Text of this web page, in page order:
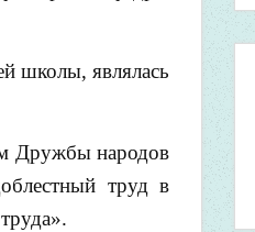
школы, являлась
Дружбы народов
труд в